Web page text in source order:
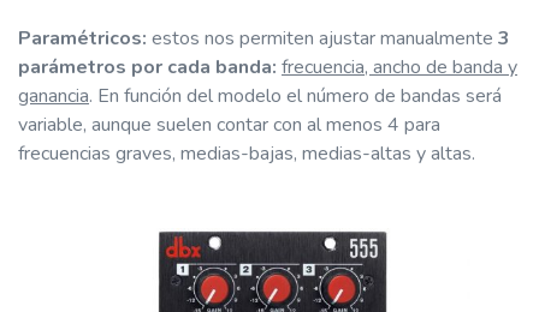
Paramétricos: estos nos permiten ajustar manualmente 3
parámetros por cada banda: frecuencia, ancho de banda y
ganancia. En función del modelo el número de bandas será
variable, aunque suelen contar con al menos 4 para
frecuencias graves, medias-bajas, medias-altas y altas.